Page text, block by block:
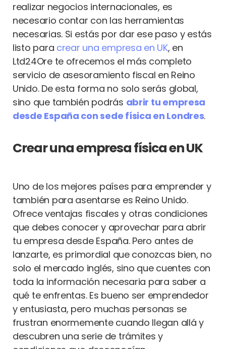
realizar negocios internacionales, es
necesario contar con las herramientas
necesarias. Si estás por dar ese paso y estás
listo para crear una empresa en UK, en
Ltd24Ore te ofrecemos el más completo
servicio de asesoramiento fiscal en Reino
Unido. De esta forma no solo serás global,
sino que también podrás abrir tu empresa
desde España con sede física en Londres.
Crear una empresa física en UK
Uno de los mejores países para emprender y
también para asentarse es Reino Unido.
Ofrece ventajas fiscales y otras condiciones
que debes conocer y aprovechar para abrir
tu empresa desde España. Pero antes de
lanzarte, es primordial que conozcas bien, no
solo el mercado inglés, sino que cuentes con
toda la información necesaria para saber a
qué te enfrentas. Es bueno ser emprendedor
y entusiasta, pero muchas personas se
frustran enormemente cuando llegan allá y
descubren una serie de trámites y